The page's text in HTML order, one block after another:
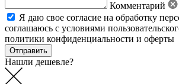
Комментарий
Я даю свое согласие на обработку
соглашаюсь с условиями
политики конфиденциальности и оферты
Нашли дешевле?